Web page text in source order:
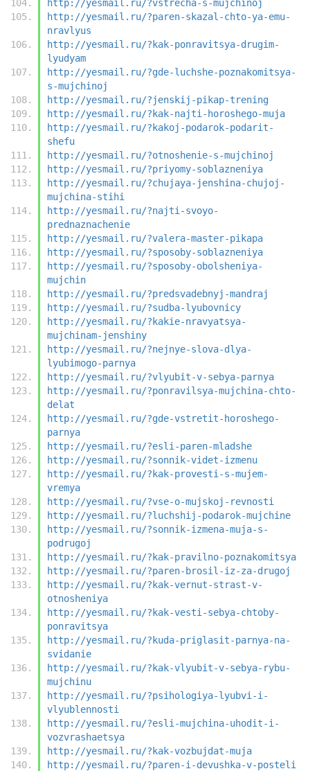
http://yesmail.ru/?vstrecha-s-mujchinoj
http://yesmail.ru/?paren-skazal-chto-ya-emu-
nravlyus
http://yesmail.ru/?kak-ponravitsya-drugim-
lyudyam
http://yesmail.ru/?gde-luchshe-poznakomitsya-
s-mujchinoj
http://yesmail.ru/?jenskij-pikap-trening
http://yesmail.ru/?kak-najti-horoshego-muja
http://yesmail.ru/?kakoj-podarok-podarit-
shefu
http://yesmail.ru/?otnoshenie-s-mujchinoj
http://yesmail.ru/?priyomy-soblazneniya
http://yesmail.ru/?chujaya-jenshina-chujoj-
mujchina-stihi
http://yesmail.ru/?najti-svoyo-
prednaznachenie
http://yesmail.ru/?valera-master-pikapa
http://yesmail.ru/?sposoby-soblazneniya
http://yesmail.ru/?sposoby-obolsheniya-
mujchin
http://yesmail.ru/?predsvadebnyj-mandraj
http://yesmail.ru/?sudba-lyubovnicy
http://yesmail.ru/?kakie-nravyatsya-
mujchinam-jenshiny
http://yesmail.ru/?nejnye-slova-dlya-
lyubimogo-parnya
http://yesmail.ru/?vlyubit-v-sebya-parnya
http://yesmail.ru/?ponravilsya-mujchina-chto-
delat
http://yesmail.ru/?gde-vstretit-horoshego-
parnya
http://yesmail.ru/?esli-paren-mladshe
http://yesmail.ru/?sonnik-videt-izmenu
http://yesmail.ru/?kak-provesti-s-mujem-
vremya
http://yesmail.ru/?vse-o-mujskoj-revnosti
http://yesmail.ru/?luchshij-podarok-mujchine
http://yesmail.ru/?sonnik-izmena-muja-s-
podrugoj
http://yesmail.ru/?kak-pravilno-poznakomitsya
http://yesmail.ru/?paren-brosil-iz-za-drugoj
http://yesmail.ru/?kak-vernut-strast-v-
otnosheniya
http://yesmail.ru/?kak-vesti-sebya-chtoby-
ponravitsya
http://yesmail.ru/?kuda-priglasit-parnya-na-
svidanie
http://yesmail.ru/?kak-vlyubit-v-sebya-rybu-
mujchinu
http://yesmail.ru/?psihologiya-lyubvi-i-
vlyublennosti
http://yesmail.ru/?esli-mujchina-uhodit-i-
vozvrashaetsya
http://yesmail.ru/?kak-vozbujdat-muja
http://yesmail.ru/?paren-i-devushka-v-posteli